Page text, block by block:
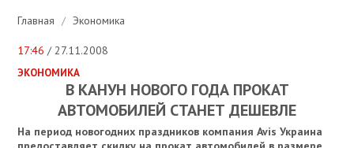
Главная / Экономика
17:46 / 27.11.2008
ЭКОНОМИКА
В КАНУН НОВОГО ГОДА ПРОКАТ
АВТОМОБИЛЕЙ СТАНЕТ ДЕШЕВЛЕ
На период новогодних праздников компания Avis Украина